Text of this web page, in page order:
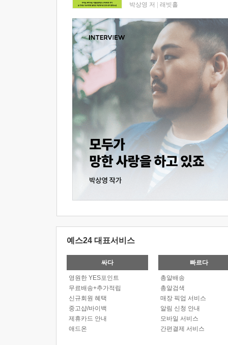
박상영 저 래빗홀
예스24 대표서비스
싸다
영원한 YES포인트
무료배송+추가적립
신규회원 혜택
중고샵/바이백
제휴카드 안내
애드온
빠르다
총알배송
총알검색
매장 픽업 서비스
알림 신청 안내
모바일 서비스
간편결제 서비스